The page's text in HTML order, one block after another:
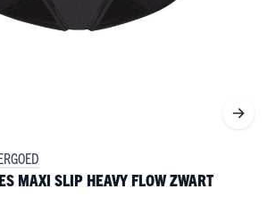
MAXI SLIP HEAVY FLOW ZWART